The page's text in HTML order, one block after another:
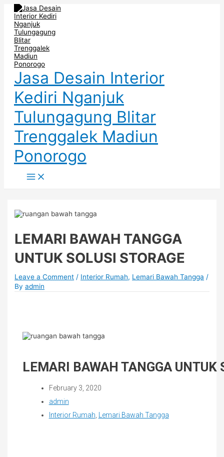
Skip
content
Jasa Desain Interior
Kediri Nganjuk
Tulungagung Blitar
Trenggalek Madiun
Ponorogo
Menu
LEMARI BAWAH TANGGA
UNTUK SOLUSI STORAGE
Leave a Comment / Interior Rumah, Lemari Bawah Tangga /
Byadmin
LEMARI BAWAH TANGGA UNTUK
February 3, 2020
admin
Interior Rumah
Lemari Bawah Tangga
Post
navigation